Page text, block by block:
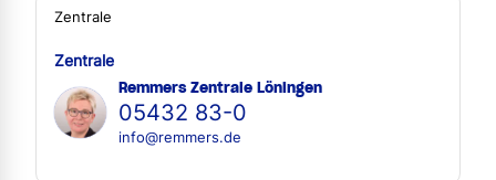
Zentrale
Zentrale
Remmers Zentrale Löningen
05432 83-0
info@remmers.de